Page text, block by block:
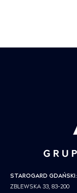
STAROGARD GDAŃSKI:
ZBLEWSKA 33, 83-200